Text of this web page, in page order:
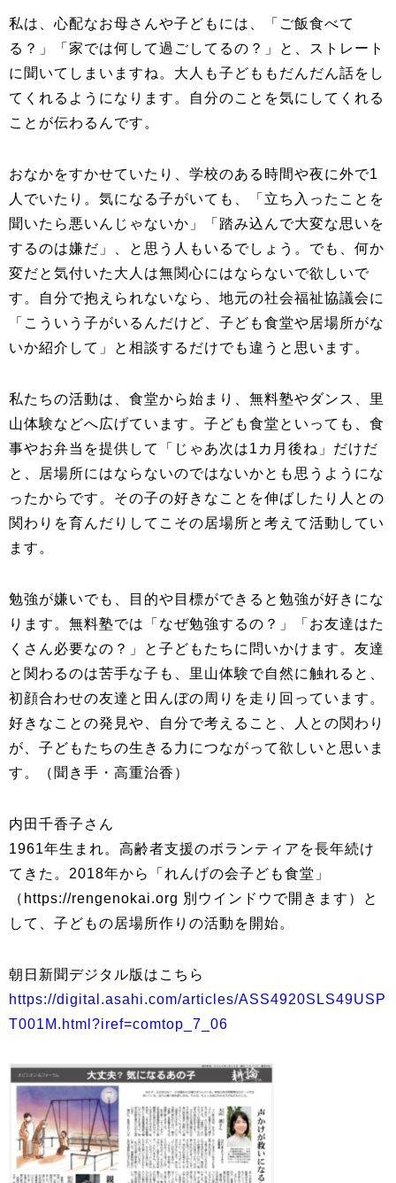
私は、心配なお母さんや子どもには、「ご飯食べて
る？」「家では何して過ごしてるの？」と、ストレート
に聞いてしまいますね。大人も子どももだんだん話をし
てくれるようになります。自分のことを気にしてくれる
ことが伝わるんです。
おなかをすかせていたり、学校のある時間や夜に外で1
人でいたり。気になる子がいても、「立ち入ったことを
聞いたら悪いんじゃないか」「踏み込んで大変な思いを
するのは嫌だ」、と思う人もいるでしょう。でも、何か
変だと気付いた大人は無関心にはならないで欲しいで
す。自分で抱えられないなら、地元の社会福祉協議会に
「こういう子がいるんだけど、子ども食堂や居場所がな
いか紹介して」と相談するだけでも違うと思います。
私たちの活動は、食堂から始まり、無料塾やダンス、里
山体験などへ広げています。子ども食堂といっても、食
事やお弁当を提供して「じゃあ次は1カ月後ね」だけだ
と、居場所にはならないのではないかとも思うようにな
ったからです。その子の好きなことを伸ばしたり人との
関わりを育んだりしてこその居場所と考えて活動してい
ます。
勉強が嫌いでも、目的や目標ができると勉強が好きにな
ります。無料塾では「なぜ勉強するの？」「お友達はた
くさん必要なの？」と子どもたちに問いかけます。友達
と関わるのは苦手な子も、里山体験で自然に触れると、
初顔合わせの友達と田んぼの周りを走り回っています。
好きなことの発見や、自分で考えること、人との関わり
が、子どもたちの生きる力につながって欲しいと思いま
す。（聞き手・高重治香）
内田千香子さん
1961年生まれ。高齢者支援のボランティアを長年続け
てきた。2018年から「れんげの会子ども食堂」
（https://rengenokai.org 別ウインドウで開きます）と
して、子どもの居場所作りの活動を開始。
朝日新聞デジタル版はこちら
https://digital.asahi.com/articles/ASS4920SLS49USP
T001M.html?iref=comtop_7_06